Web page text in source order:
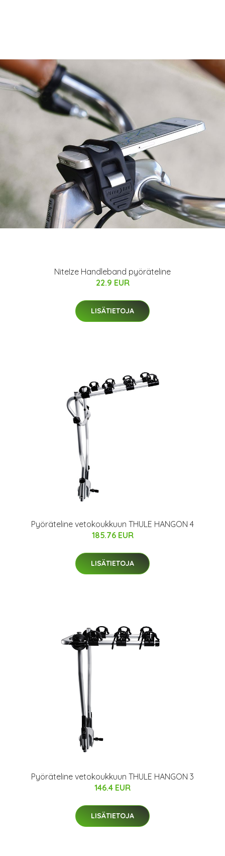
NiteIze Handleband pyöräteline
22.9 EUR
LISÄTIETOJA
Pyöräteline vetokoukkuun THULE HANGON 4
185.76 EUR
LISÄTIETOJA
Pyöräteline vetokoukkuun THULE HANGON 3
146.4 EUR
LISÄTIETOJA